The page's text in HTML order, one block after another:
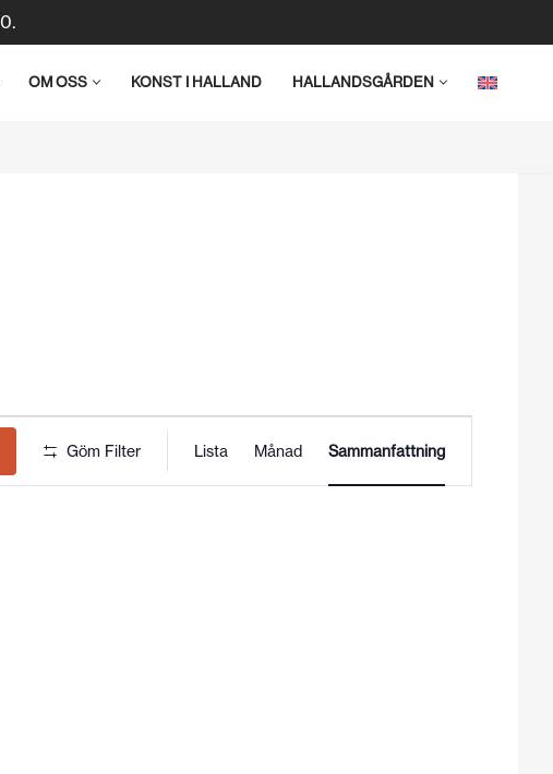
OM OSS KONST I HALLAND HALLANDSGÅRDEN
Göm Filter
vynavigering
Lista Månad Sammanfattning